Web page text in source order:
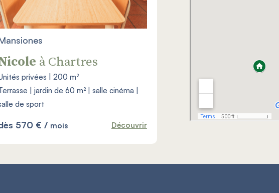
à Chartres
privées | 200 m²
| jardin de 60 m² | salle cinéma |
de sport
570 € / mois Découvrir